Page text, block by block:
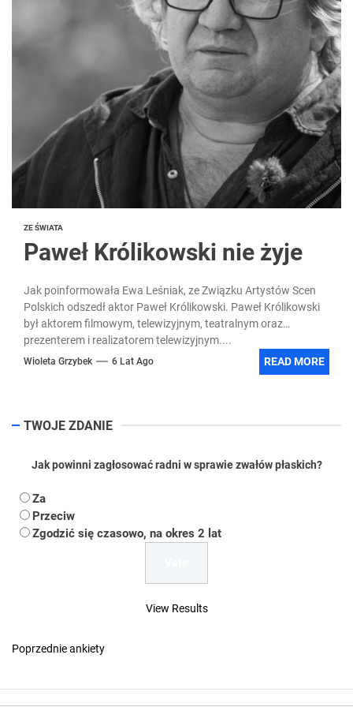
ZE ŚWIATA
Paweł Królikowski nie żyje
Jak poinformowała Ewa Leśniak, ze Związku Artystów Scen
Polskich odszedł aktor Paweł Królikowski. Paweł Królikowski
był aktorem filmowym, telewizyjnym, teatralnym oraz
prezenterem i realizatorem telewizyjnym....
Wioleta Grzybek 6 Lat Ago READ MORE
TWOJE ZDANIE
Jak powinni zagłosować radni w sprawie zwałów płaskich?
Za
Przeciw
Zgodzić się czasowo, na okres 2 lat
View Results
Poprzednie ankiety